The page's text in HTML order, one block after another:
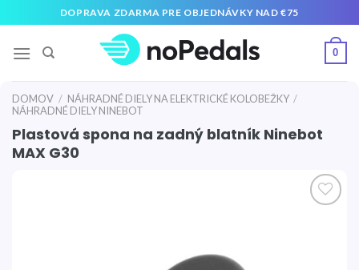
na
obsah
DOPRAVA ZDARMA PRE OBJEDNÁVKY NAD €75
0
DOMOV / NÁHRADNÉ DIELY NA ELEKTRICKÉ KOLOBEŽKY /
NÁHRADNÉ DIELY NINEBOT
Plastová spona na zadný blatník Ninebot
MAX G30